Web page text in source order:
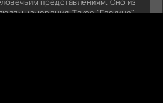
измерения. Такое "Госкино"